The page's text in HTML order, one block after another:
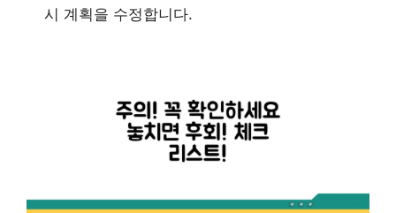
시 계획을 수정합니다.